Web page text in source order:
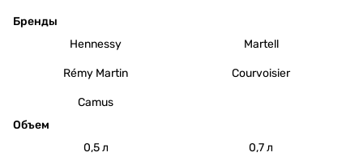
Бренды
Hennessy
Martell
Rémy Martin Courvoisier
Camus
Объем
0,5 л
0,7 л